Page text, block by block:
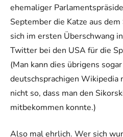
ehemaliger
September die Katze aus
sich im ersten Überschwang
Twitter bei den USA für die
(Man kann dies übrigens
deutschsprachigen Wikipedia
nicht so, dass man den
mitbekommen konnte.)
Also mal ehrlich. Wer sich